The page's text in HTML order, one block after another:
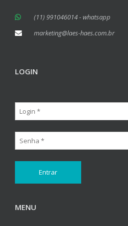
(11) 991046014 - whatsapp
marketing@laes-haes.com.br
LOGIN
MENU